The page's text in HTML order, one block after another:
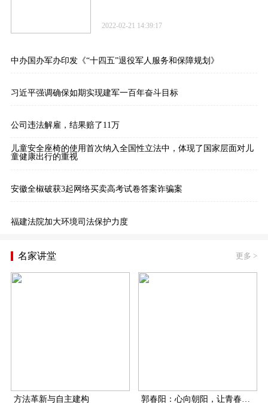
2022-02-21 14:39:17
中办国办军办印发《“十四五”退役军人服务和保障规划》
习近平强调确保如期实现建军一百年奋斗目标
公司违法解雇，结果赔了11万
儿童安全座椅的使用首次纳入全国性立法中，体现了国家层面对儿
童健康出行的重视
安徽全椒破获3起网络买卖高考试卷答案诈骗案
福建法院加大环境司法保护力度
名家讲堂 更多 >
方法革新与自主建构